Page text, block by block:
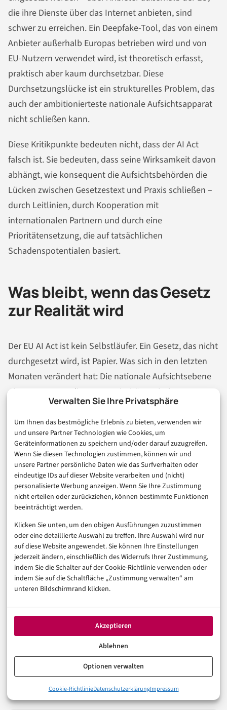
Verwalten Sie Ihre Privatsphäre
Um Ihnen das bestmögliche Erlebnis zu bieten, verwenden wir
und unsere Partner Technologien wie Cookies, um
Geräteinformationen zu speichern und/oder darauf zuzugreifen.
Wenn Sie diesen Technologien zustimmen, können wir und
unsere Partner persönliche Daten wie das Surfverhalten oder
eindeutige IDs auf dieser Website verarbeiten und (nicht)
personalisierte Werbung anzeigen. Wenn Sie Ihre Zustimmung
nicht erteilen oder zurückziehen, können bestimmte Funktionen
beeinträchtigt werden.
Klicken Sie unten, um den obigen Ausführungen zuzustimmen
oder eine detaillierte Auswahl zu treffen. Ihre Auswahl wird nur
auf diese Website angewendet. Sie können Ihre Einstellungen
jederzeit ändern, einschließlich des Widerrufs Ihrer Zustimmung,
indem Sie die Schalter auf der Cookie-Richtlinie verwenden oder
indem Sie auf die Schaltfläche „Zustimmung verwalten“ am
unteren Bildschirmrand klicken.
Akzeptieren
Ablehnen
Optionen verwalten
Cookie-RichtlinieDatenschutzerklärungImpressum
die ihre Dienste über das Internet anbieten, sind
schwer zu erreichen. Ein Deepfake-Tool, das von einem
Anbieter außerhalb Europas betrieben wird und von
EU-Nutzern verwendet wird, ist theoretisch erfasst,
praktisch aber kaum durchsetzbar. Diese
Durchsetzungslücke ist ein strukturelles Problem, das
auch der ambitionierteste nationale Aufsichtsapparat
nicht schließen kann.
Diese Kritikpunkte bedeuten nicht, dass der AI Act
falsch ist. Sie bedeuten, dass seine Wirksamkeit davon
abhängt, wie konsequent die Aufsichtsbehörden die
Lücken zwischen Gesetzestext und Praxis schließen –
durch Leitlinien, durch Kooperation mit
internationalen Partnern und durch eine
Prioritätensetzung, die auf tatsächlichen
Schadenspotentialen basiert.
Was bleibt, wenn das Gesetz
zur Realität wird
Der EU AI Act ist kein Selbstläufer. Ein Gesetz, das nicht
durchgesetzt wird, ist Papier. Was sich in den letzten
Monaten verändert hat: Die nationale Aufsichtsebene
nimmt Form an, die ersten Prioritäten sind gesetzt,
und Deepfakes sowie Biometrie stehen ganz oben auf
der Agenda. Das ist kein Zufall – es sind genau die
Bereiche, in denen der gesellschaftliche Schaden am
schnellsten sichtbar wird und in denen der politische
Druck am größten ist.
Für Unternehmen, die noch auf Abwarten gesetzt
haben, läuft die Zeit. Für alle anderen stellt sich die
Frage: Reicht ein Compliance-Audit einmal im Jahr
noch aus, oder braucht es kontinuierliches KI-
Monitoring als Daueraufgabe? Und welche Antwort hat
Ihr Unternehmen auf diese Frage heute?
Die übergreifenden Pflichten und den aktuellen
In der Reihe